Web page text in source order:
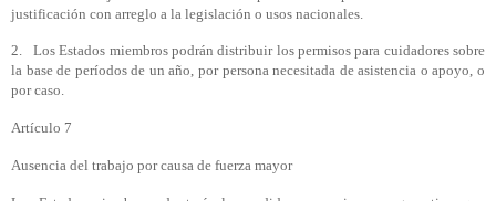
justificación con arreglo a la legislación o usos nacionales.
2. Los Estados miembros podrán distribuir los permisos para cuidadores sobre
la base de períodos de un año, por persona necesitada de asistencia o apoyo, o
por caso.
Artículo 7
Ausencia del trabajo por causa de fuerza mayor